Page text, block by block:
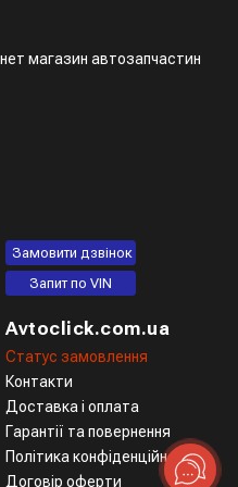
в телефонному
доступні месенджери
магазин автозапчастин
Замовити дзвінок
Запит по VIN
Avtoclick.com.ua
Статус замовлення
Контакти
Доставка і оплата
Гарантії та повернення
Політика конфіденційності
Договір оферти